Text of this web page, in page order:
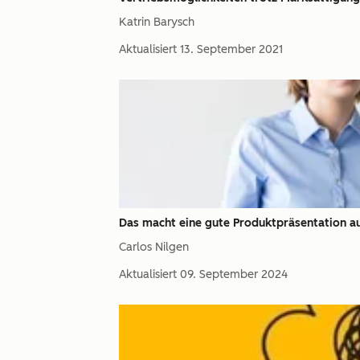
Katrin Barysch
Aktualisiert 13. September 2021
Das macht eine gute Produktpräsentation
Carlos Nilgen
Aktualisiert 09. September 2024